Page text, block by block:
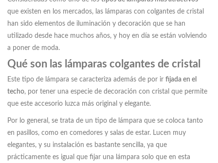
que existen en los mercados, las lámparas con colgantes de cristal
han sido elementos de iluminación y decoración que se han
utilizado desde hace muchos años, y hoy en día se están volviendo
a poner de moda.
Qué son las lámparas colgantes de cristal
Este tipo de lámpara se caracteriza además de por ir fijada en el
techo, por tener una especie de decoración con cristal que permite
que este accesorio luzca más original y elegante.
Por lo general, se trata de un tipo de lámpara que se coloca tanto
en pasillos, como en comedores y salas de estar. Lucen muy
elegantes, y su instalación es bastante sencilla, ya que
prácticamente es igual que fijar una lámpara solo que en esta